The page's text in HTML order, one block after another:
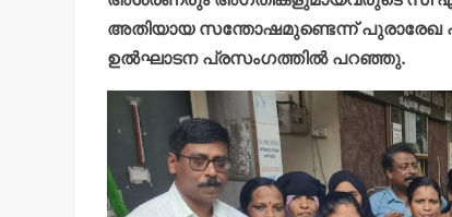
അതിയായ സന്തോഷമുണ്ടെന്ന് പുരാരേഖ
ഉല്‍ഘാടന പ്രസംഗത്തില്‍ പറഞ്ഞു.